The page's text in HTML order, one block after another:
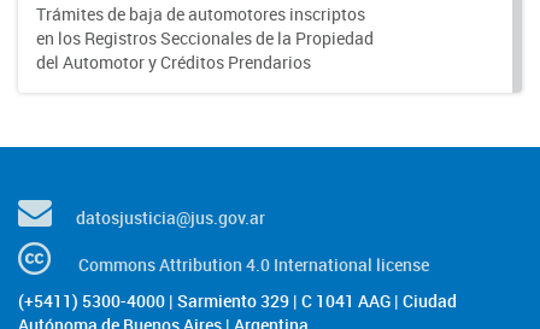
Trámites de baja de automotores inscriptos
en los Registros Seccionales de la Propiedad
del Automotor y Créditos Prendarios
datosjusticia@jus.gov.ar
Commons Attribution 4.0 International license
(+5411) 5300-4000 | Sarmiento 329 | C 1041 AAG | Ciudad